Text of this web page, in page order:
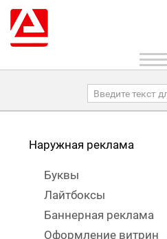
Наружная реклама
Буквы
Лайтбоксы
Баннерная реклама
Оформление витрин